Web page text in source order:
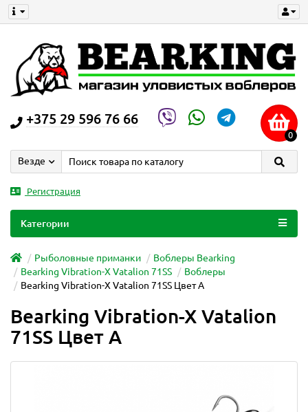
+375 29 596 76 66
0
Везде
Регистрация
Категории
Рыболовные приманки
Воблеры Bearking
Bearking Vibration-X Vatalion 71SS
Воблеры
Bearking Vibration-X Vatalion 71SS Цвет A
Bearking Vibration-X Vatalion
71SS Цвет A